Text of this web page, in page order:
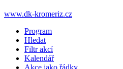
www.dk-kromeriz.cz
Program
Hledat
Filtr akcí
Kalendář